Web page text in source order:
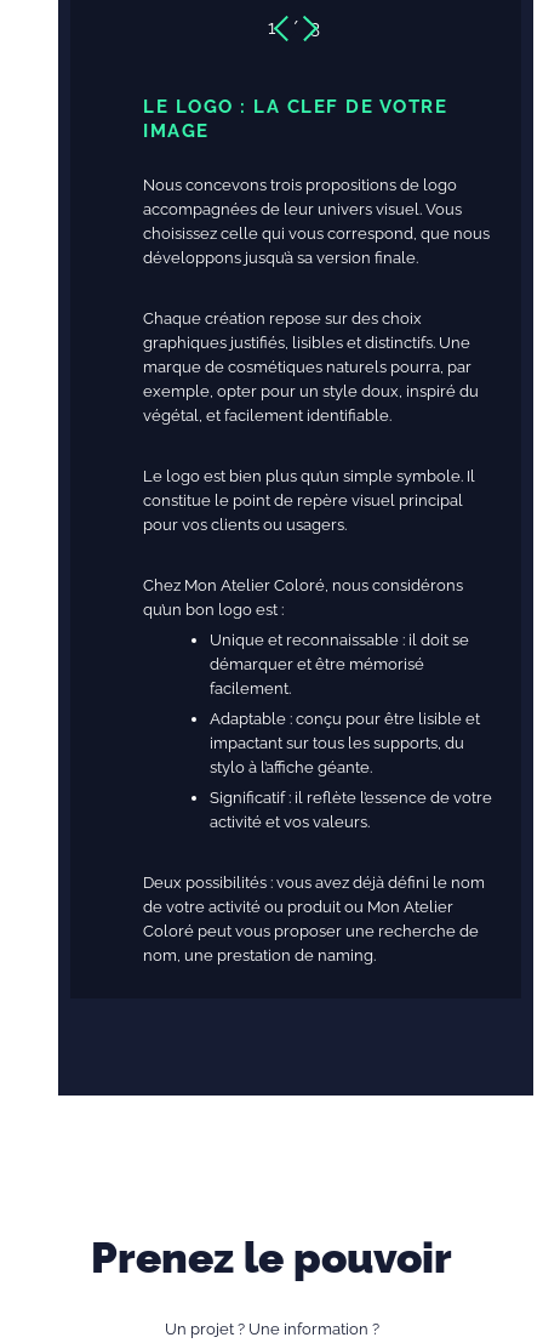
LE LOGO : LA CLEF DE VOTRE
IMAGE
Nous concevons trois propositions de logo
accompagnées de leur univers visuel. Vous
choisissez celle qui vous correspond, que nous
développons jusqu’à sa version finale.
Chaque création repose sur des choix
graphiques justifiés, lisibles et distinctifs. Une
marque de cosmétiques naturels pourra, par
exemple, opter pour un style doux, inspiré du
végétal, et facilement identifiable.
Le logo est bien plus qu’un simple symbole. Il
constitue le point de repère visuel principal
pour vos clients ou usagers.
Chez Mon Atelier Coloré, nous considérons
qu’un bon logo est :
Unique et reconnaissable : il doit se
démarquer et être mémorisé
facilement.
Adaptable : conçu pour être lisible et
impactant sur tous les supports, du
stylo à l’affiche géante.
Significatif : il reflète l’essence de votre
activité et vos valeurs.
Deux possibilités : vous avez déjà défini le nom
de votre activité ou produit ou Mon Atelier
Coloré peut vous proposer une recherche de
nom, une prestation de naming.
1/ 3
Prenez le pouvoir
Un projet ? Une information ?